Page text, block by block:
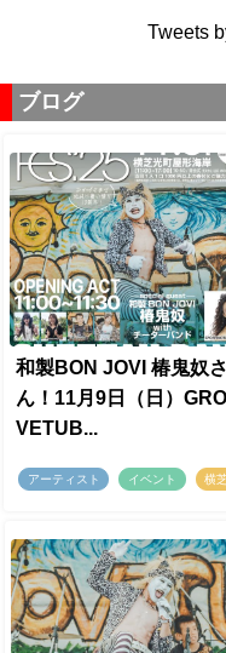
Tweets
ブログ
和製BON JOVI 椿鬼奴さ
ん！11月9日（日）
VETUB...
アーティスト イベント 横